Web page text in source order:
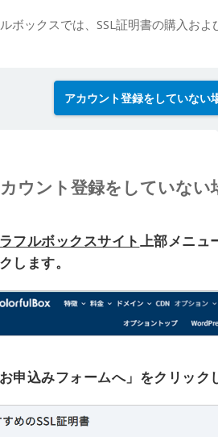
ボックスでは、SSL証明書の購入お
アカウント登録をしていない
ウント登録をしていない
フルボックスサイト上部メニュ
します。
お申込みフォームへ」 をクリック